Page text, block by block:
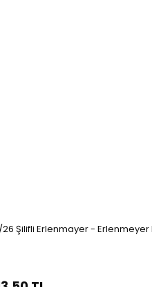
Şilifli Erlenmayer - Erlenmeyer